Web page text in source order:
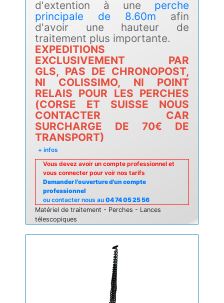
d'extention à une perche
principale de 8.60m afin
d'avoir une hauteur de
traitement plus importante.
EXPEDITIONS
EXCLUSIVEMENT PAR
GLS, PAS DE CHRONOPOST,
NI COLISSIMO, NI POINT
RELAIS POUR LES PERCHES
(CORSE ET SUISSE NOUS
CONTACTER CAR
SURCHARGE DE 70€ DE
TRANSPORT)
+ infos
Vous devez avoir un compte professionnel et
vous connecter pour voir nos tarifs
Demander l'ouverture d'un compte
professionnel
ou contacter nous au 04 74 05 25 56
Matériel de traitement - Perches - Lances
télescopiques